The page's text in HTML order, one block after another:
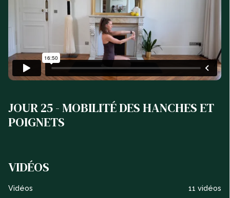
JOUR 25 - MOBILITÉ DES HANCHES ET
POIGNETS
VIDÉOS
Vidéos 11 vidéos